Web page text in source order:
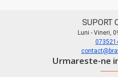
SUPORT
Luni - Vineri,
Urmareste-ne